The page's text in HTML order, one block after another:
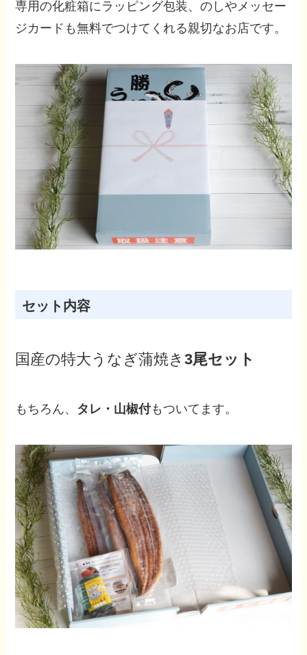
専用の化粧箱にラッピング包装、のしやメッセー
ジカードも無料でつけてくれる親切なお店です。
セット内容
国産の特大うなぎ蒲焼き3尾セット
もちろん、 タレ・山椒付もついてます。